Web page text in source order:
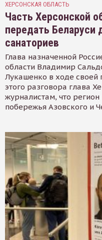
ХЕРСОНСКАЯ ОБЛАСТЬ
Часть Херсонской
передать Беларуси
санаториев
Глава назначенной
области Владимир
Лукашенко в ходе своей
этого разговора глава
журналистам, что
побережья Азовского и